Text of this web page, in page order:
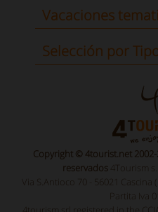
Vacaciones
Selección por
Copyright © 4tourist.net
reservados 4Tourism
Via S.Antioco 70 - 56021 Cascina
Partita Iva